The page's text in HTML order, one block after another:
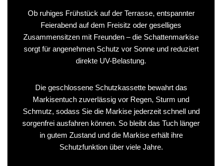
Ob ruhiges Frühstück auf der Terrasse, entspannter
Feierabend auf dem Freisitz oder geselliges
Zusammensitzen mit Freunden – die Schattenmarkise
sorgt für angenehmen Schutz vor Sonne und reduziert
direkte UV-Belastung.
Die geschlossene Schutzkassette bewahrt das
Markisentuch zuverlässig vor Regen, Sturm und
Schmutz, sodass Sie die Markise jederzeit schnell und
sorgenfrei ausfahren können. So bleibt das Tuch länger
in gutem Zustand und die Markise erhält ihre
Schutzfunktion über viele Jahre.